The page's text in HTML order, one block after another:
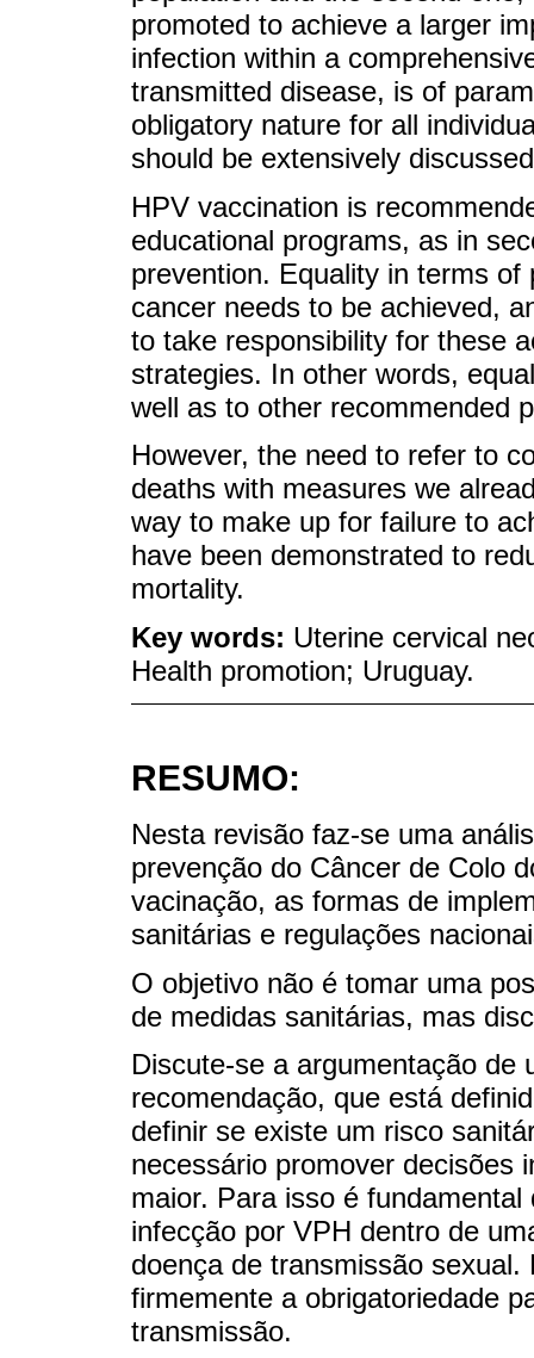
promoted to achieve a larger
infection within a
transmitted disease, is of
obligatory nature for all
should be extensively
HPV vaccination is
educational programs, as in
prevention. Equality in terms
cancer needs to be achieved,
to take responsibility for these
strategies. In other words,
well as to other recommended
However, the need to refer to
deaths with measures we
way to make up for failure to
have been demonstrated to
mortality.
Key words: Uterine cervical
Health promotion; Uruguay.
RESUMO:
Nesta revisão faz-se uma
prevenção do Câncer de Colo
vacinação, as formas de
sanitárias e regulações
O objetivo não é tomar uma
de medidas sanitárias, mas
Discute-se a argumentação de
recomendação, que está
definir se existe um risco
necessário promover decisões
maior. Para isso é
infecção por VPH dentro de
doença de transmissão
firmemente a obrigatoriedade
transmissão.